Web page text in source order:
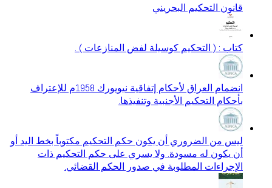
قانون التحكيم البحريني
كتاب : ( التحكيم كوسيلة لفض المنازعات ) .
انضمام العراق لأحكام إتفاقية نيويورك 1958م للإعتراف
بأحكام التحكيم الأجنبية وتنفيذها.
ليس من الضروري أن يكون حكم التحكيم مكتوباً بخط اليد أو
أن يكون له مسودة. ولا يسري على حكم التحكيم ذات
الإجراءات المطلوبة في صدور الحكم القضائي.